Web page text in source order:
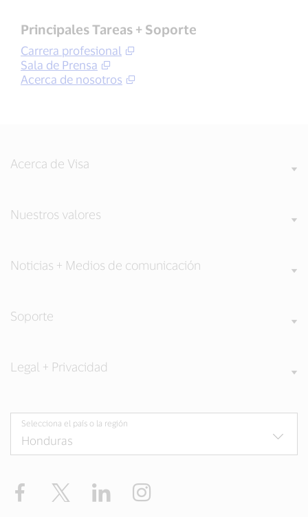
Principales Tareas + Soporte
Carrera profesional
Sala de Prensa
Acerca de nosotros
Acerca de Visa
Nuestros valores
Noticias + Medios de comunicación
Soporte
Legal + Privacidad
Selecciona el país o la región
Facebook Twitter LinkedIn